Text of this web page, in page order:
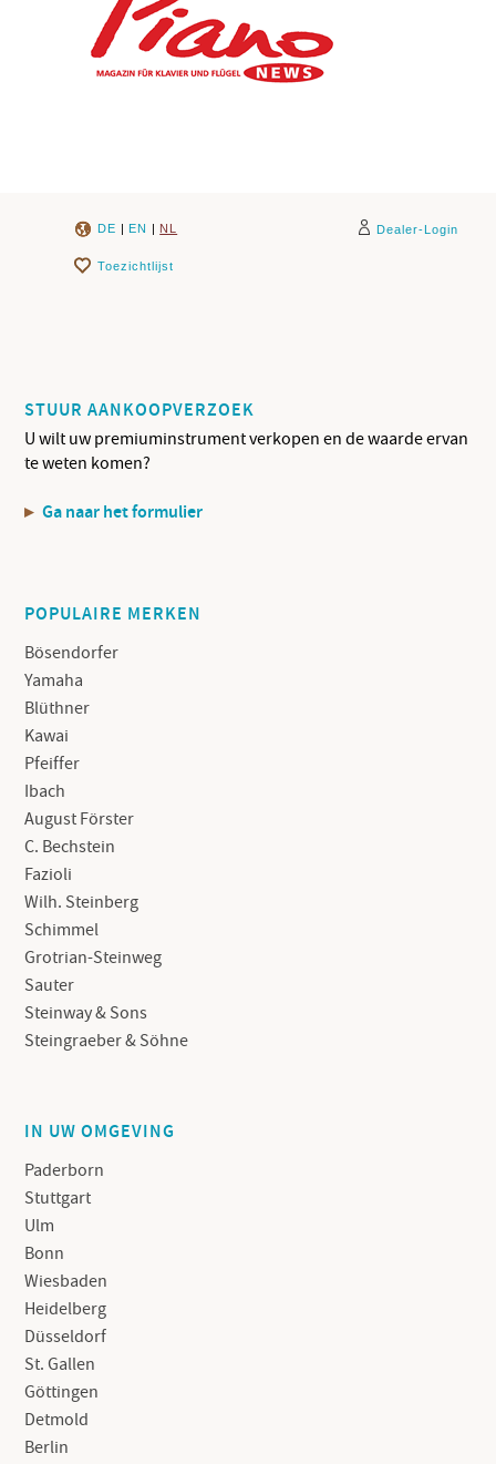
DE | EN | NL Dealer-Login
Toezichtlijst
STUUR AANKOOPVERZOEK
U wilt uw premiuminstrument verkopen en de waarde ervan
te weten komen?
Ga naar het formulier
POPULAIRE MERKEN
Bösendorfer
Yamaha
Blüthner
Kawai
Pfeiffer
Ibach
August Förster
C. Bechstein
Fazioli
Wilh. Steinberg
Schimmel
Grotrian-Steinweg
Sauter
Steinway & Sons
Steingraeber & Söhne
IN UW OMGEVING
Paderborn
Stuttgart
Ulm
Bonn
Wiesbaden
Heidelberg
Düsseldorf
St. Gallen
Göttingen
Detmold
Berlin